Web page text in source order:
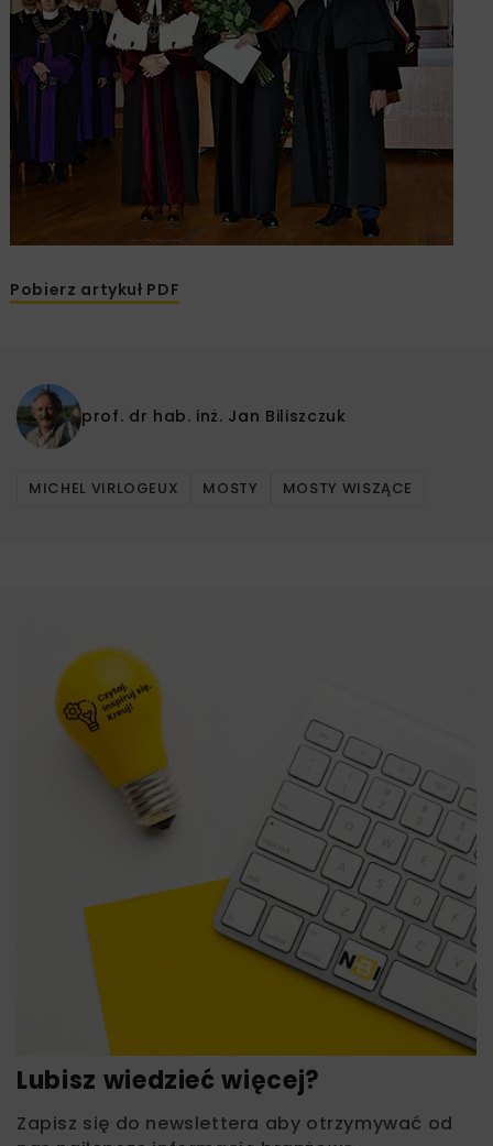
Pobierz artykuł PDF
prof. dr hab. inż. Jan Biliszczuk
MICHEL VIRLOGEUX MOSTY MOSTY WISZĄCE
Lubisz wiedzieć więcej?
Zapisz się do newslettera aby otrzymywać od